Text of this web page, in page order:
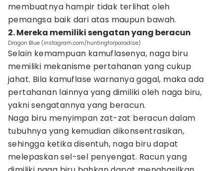
membuatnya hampir tidak terlihat oleh
pemangsa baik dari atas maupun bawah.
2. Mereka memiliki sengatan yang beracun
Dragon Blue (instagram.com/huntingforparadise)
Selain kemampuan kamuflasenya, naga biru
memiliki mekanisme pertahanan yang cukup
jahat. Bila kamuflase warnanya gagal, maka ada
pertahanan lainnya yang dimiliki oleh naga biru,
yakni sengatannya yang beracun.
Naga biru menyimpan zat-zat beracun dalam
tubuhnya yang kemudian dikonsentrasikan,
sehingga ketika disentuh, naga biru dapat
melepaskan sel-sel penyengat. Racun yang